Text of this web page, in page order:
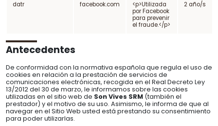
datr facebook.com
<p>Utilizada
por Facebook
para prevenir
el fraude.</p>
2 año/s
Antecedentes
De conformidad con la normativa española que regula el uso de
cookies en relación a la prestación de servicios de
comunicaciones electrónicas, recogida en el Real Decreto Ley
13/2012 del 30 de marzo, le informamos sobre las cookies
utilizadas en el sitio web de Son Vives SRM (también el
prestador) y el motivo de su uso. Asimismo, le informa de que al
navegar en el Sitio Web usted está prestando su consentimiento
para poder utilizarlas.